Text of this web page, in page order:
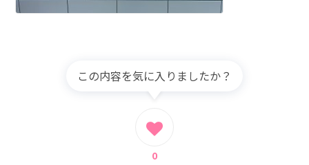
この内容を気に入りましたか？
0